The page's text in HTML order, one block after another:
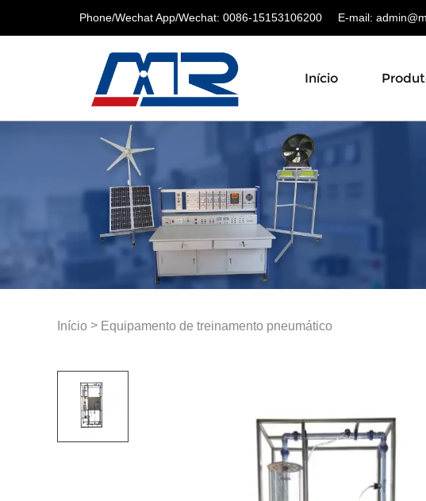
Phone/Wechat App/Wechat: 0086-15153106200 E-mail:
Início
Início > Equipamento de treinamento pneumático